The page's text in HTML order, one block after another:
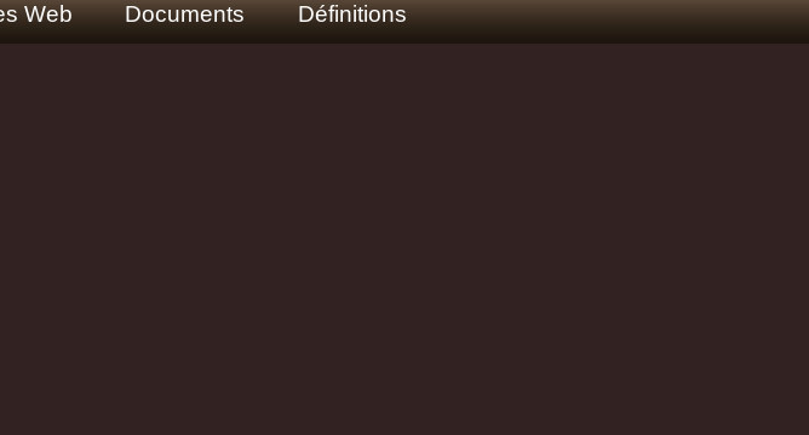
Web Documents Définitions